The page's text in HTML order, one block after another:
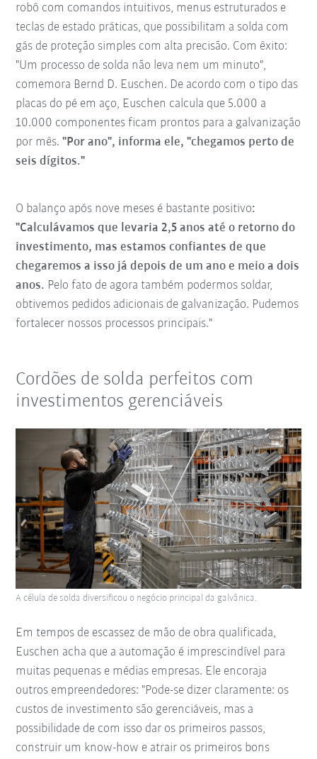
robô com comandos intuitivos, menus estruturados e
teclas de estado práticas, que possibilitam a solda com
gás de proteção simples com alta precisão. Com êxito:
"Um processo de solda não leva nem um minuto",
comemora Bernd D. Euschen. De acordo com o tipo das
placas do pé em aço, Euschen calcula que 5.000 a
10.000 componentes ficam prontos para a galvanização
por mês."Por ano", informa ele, "chegamos perto de
seis dígitos."
O balanço após nove meses é bastante positivo:
"Calculávamos que levaria 2,5 anos até o retorno do
investimento, mas estamos confiantes de que
chegaremos a isso já depois de um ano e meio a dois
anos. Pelo fato de agora também podermos soldar,
obtivemos pedidos adicionais de galvanização. Pudemos
fortalecer nossos processos principais."
Cordões de solda perfeitos com
investimentos gerenciáveis
Em tempos de escassez de mão de obra qualificada,
Euschen acha que a automação é imprescindível para
muitas pequenas e médias empresas. Ele encoraja
outros empreendedores: "Pode-se dizer claramente: os
custos de investimento são gerenciáveis, mas a
possibilidade de com isso dar os primeiros passos,
construir um know-how e atrair os primeiros bons
A célula de solda diversificou o negócio principal da galvânica.